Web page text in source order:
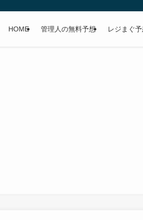
HOME 管理人の無料予想 レジまぐ